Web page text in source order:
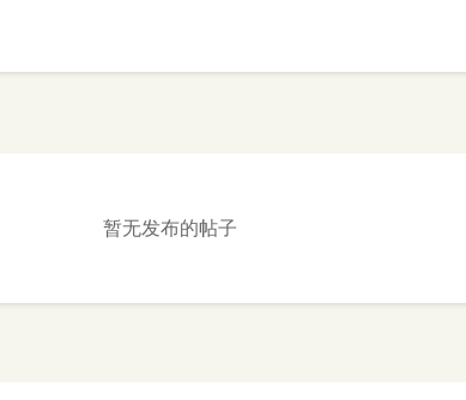
暂无发布的帖子